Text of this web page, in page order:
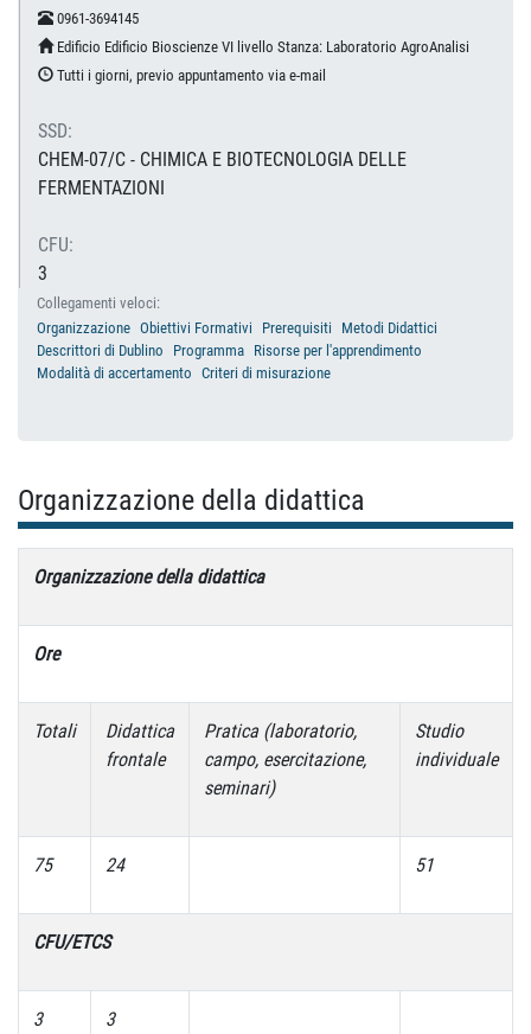
0961-3694145
Edificio Edificio Bioscienze VI livello Stanza: Laboratorio AgroAnalisi
Tutti i giorni, previo appuntamento via e-mail
SSD:
CHEM-07/C - CHIMICA E BIOTECNOLOGIA DELLE
FERMENTAZIONI
CFU:
3
Collegamenti veloci:
Organizzazione Obiettivi Formativi Prerequisiti
Metodi Didattici
Descrittori di Dublino
Programma Risorse per l'apprendimento
Modalità di accertamento Criteri di misurazione
Organizzazione della didattica
Organizzazione della didattica
Ore
Totali
Didattica
frontale
Pratica (laboratorio,
campo, esercitazione,
seminari)
Studio
individuale
75 24 51
CFU/ETCS
3 3